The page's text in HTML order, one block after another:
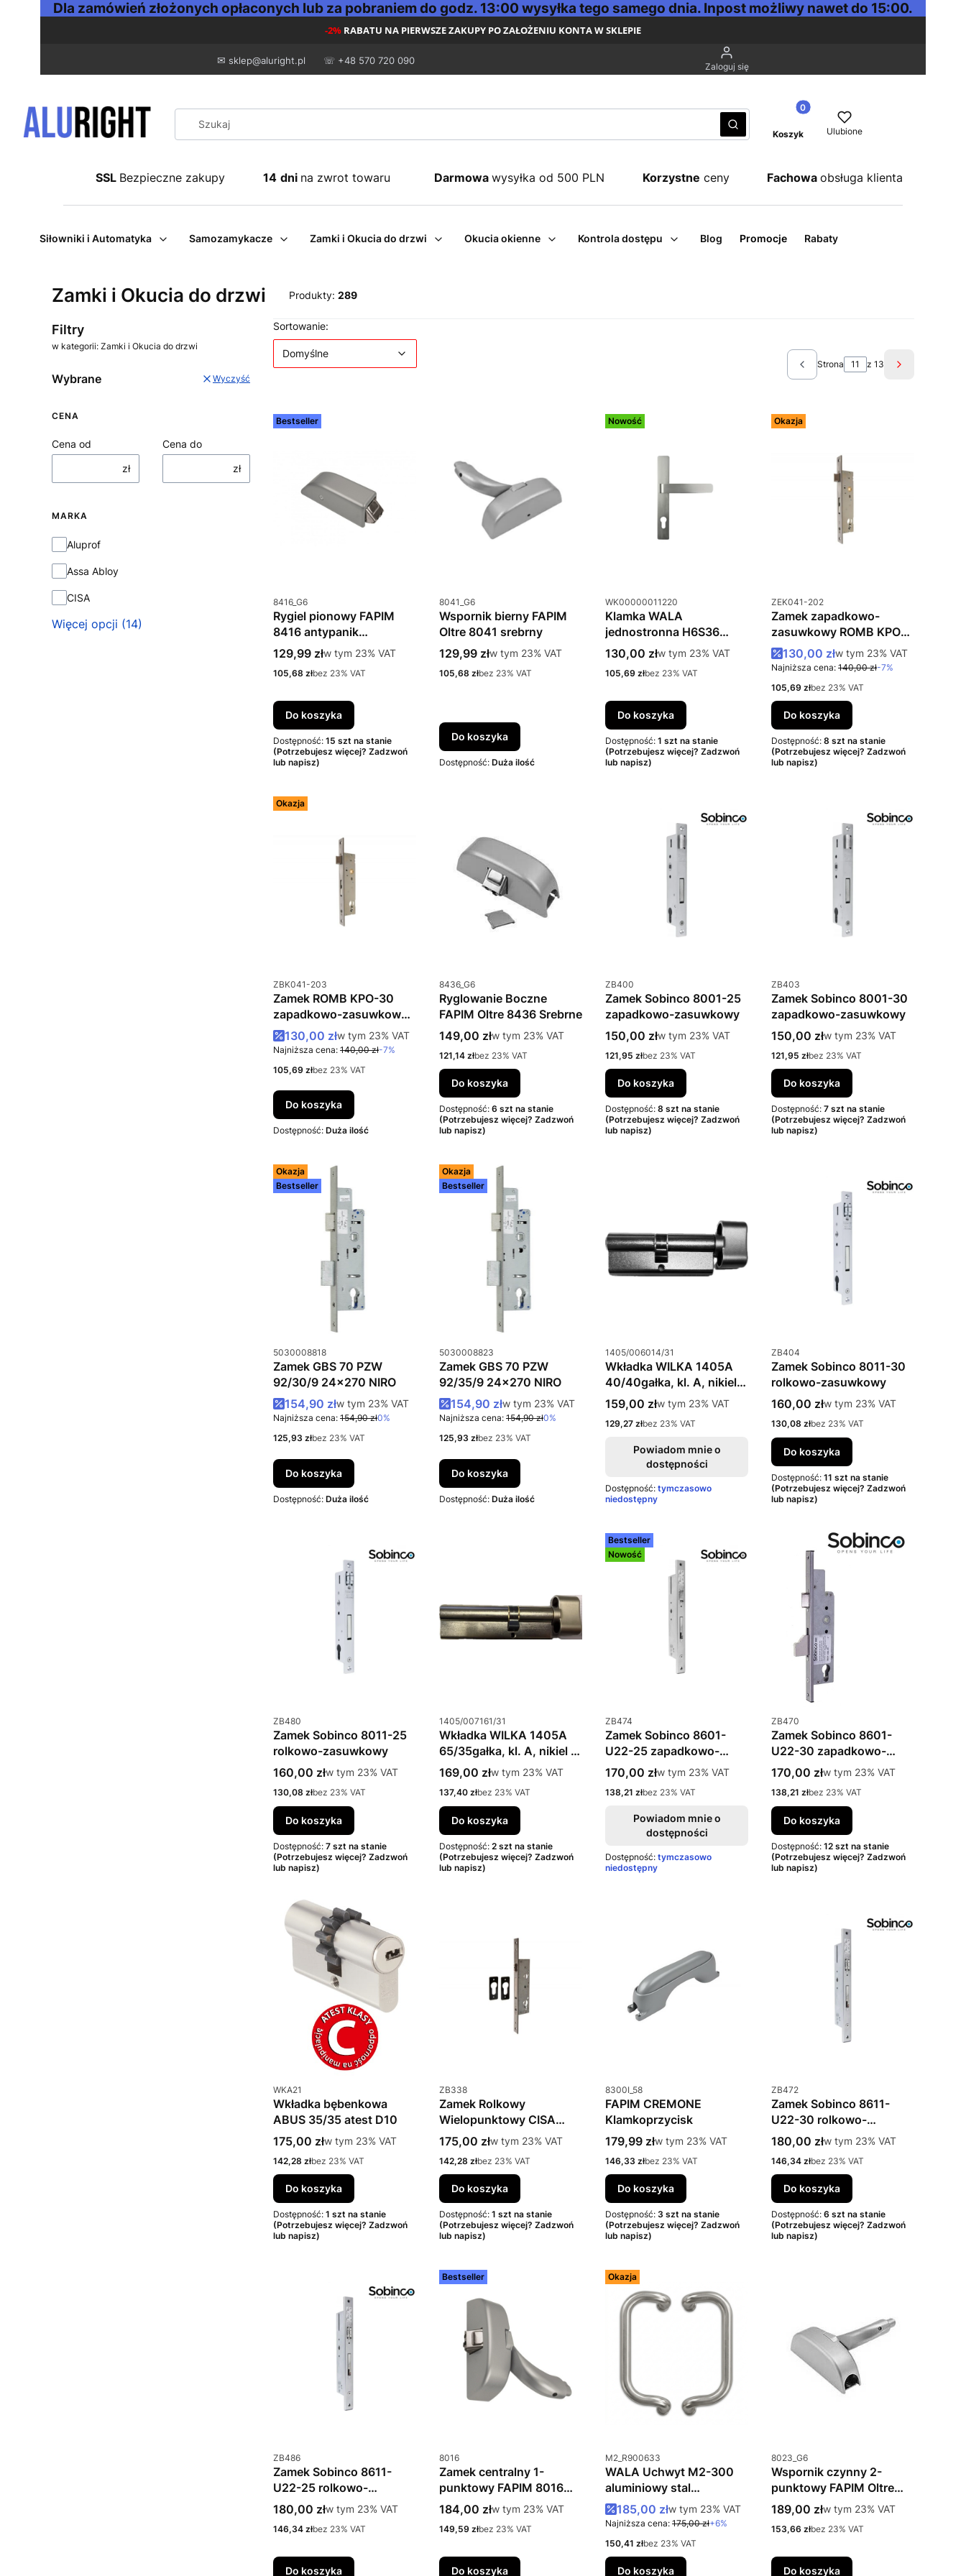
Dla zamówień złożonych opłaconych lub za pobraniem do godz. 13:00 wysyłka tego samego dnia. Inpost możliwy nawet do 15:00.
-2% RABATU NA PIERWSZE ZAKUPY PO ZAŁOŻENIU KONTA W SKLEPIE
✉ sklep@aluright.pl ☏ +48 570 720 090 Zaloguj się
WyczyśćSzukaj
Produkty w koszyku: 0. Zobacz
Koszyk Ulubione
SSL Bezpieczne zakupy 14 dni na zwrot towaru Darmowa wysyłka od 500 PLN Korzystne ceny Fachowa obsługa klienta
Siłowniki i Automatyka Samozamykacze Zamki i Okucia do drzwi Okucia okienne Kontrola dostępu Blog Promocje Rabaty
Zamki i Okucia do drzwi Produkty: 289
Filtry
w kategorii: Zamki i Okucia do drzwi
Wybrane Wyczyść
CENA
Cena od
zł
Cena do
zł
MARKA
Marka
Aluprof
Assa Abloy
CISA
Więcej opcji (14)
Lista produktów
Sortowanie:
Domyślne
Poprzednie produkty
Strona z 13 Następne
Bestseller
Kod produktu
8416_G6
Rygiel pionowy FAPIM
8416 antypanik
OLTRE/PANAMA
Cena brutto
129,99 złw tym %s VAT
w tym 23% VAT
Cena netto
105,68 złbez 23% VAT
Do koszyka
Dostępność: 15 szt na stanie
(Potrzebujesz więcej? Zadzwoń
lub napisz)
Kod produktu
8041_G6
Wspornik bierny FAPIM
Oltre 8041 srebrny
Cena brutto
129,99 złw tym %s VAT
w tym 23% VAT
Cena netto
105,68 złbez 23% VAT
Do koszyka
Dostępność: Duża ilość
Nowość
Kod produktu
WK00000011220
Klamka WALA
jednostronna H6S36
S5S42 INOX
Cena brutto
130,00 złw tym %s VAT
w tym 23% VAT
Cena netto
105,69 złbez 23% VAT
Do koszyka
Dostępność: 1 szt na stanie
(Potrzebujesz więcej? Zadzwoń
lub napisz)
Okazja
Kod produktu
ZEK041-202
Zamek zapadkowo-
zasuwkowy ROMB KPO-
35Cena promocyjna brutto
130,00 złw tym %s VAT
w tym 23% VAT
Najniższa cena: 140,00 zł-7%
Cena netto
105,69 złbez 23% VAT
Do koszyka
Dostępność: 8 szt na stanie
(Potrzebujesz więcej? Zadzwoń
lub napisz)
Okazja
Kod produktu
ZBK041-203
Zamek ROMB KPO-30
zapadkowo-zasuwkowy
041-203
Cena promocyjna brutto
130,00 złw tym %s VAT
w tym 23% VAT
Najniższa cena: 140,00 zł-7%
Cena netto
105,69 złbez 23% VAT
Do koszyka
Dostępność: Duża ilość
Kod produktu
8436_G6
Ryglowanie Boczne
FAPIM Oltre 8436 Srebrne
Cena brutto
149,00 złw tym %s VAT
w tym 23% VAT
Cena netto
121,14 złbez 23% VAT
Do koszyka
Dostępność: 6 szt na stanie
(Potrzebujesz więcej? Zadzwoń
lub napisz)
Kod produktu
ZB400
Zamek Sobinco 8001-25
zapadkowo-zasuwkowy
Cena brutto
150,00 złw tym %s VAT
w tym 23% VAT
Cena netto
121,95 złbez 23% VAT
Do koszyka
Dostępność: 8 szt na stanie
(Potrzebujesz więcej? Zadzwoń
lub napisz)
Kod produktu
ZB403
Zamek Sobinco 8001-30
zapadkowo-zasuwkowy
Cena brutto
150,00 złw tym %s VAT
w tym 23% VAT
Cena netto
121,95 złbez 23% VAT
Do koszyka
Dostępność: 7 szt na stanie
(Potrzebujesz więcej? Zadzwoń
lub napisz)
Okazja
Bestseller
Kod produktu
5030008818
Zamek GBS 70 PZW
92/30/9 24x270 NIRO
Cena promocyjna brutto
154,90 złw tym %s VAT
w tym 23% VAT
Najniższa cena: 154,90 zł0%
Cena netto
125,93 złbez 23% VAT
Do koszyka
Dostępność: Duża ilość
Okazja
Bestseller
Kod produktu
5030008823
Zamek GBS 70 PZW
92/35/9 24x270 NIRO
Cena promocyjna brutto
154,90 złw tym %s VAT
w tym 23% VAT
Najniższa cena: 154,90 zł0%
Cena netto
125,93 złbez 23% VAT
Do koszyka
Dostępność: Duża ilość
Kod produktu
1405/006014/31
Wkładka WILKA 1405A
40/40gałka, kl. A, nikiel
(3 klucze)
Cena brutto
159,00 złw tym %s VAT
w tym 23% VAT
Cena netto
129,27 złbez 23% VAT
Powiadom mnie o
dostępności
Dostępność: tymczasowo
niedostępny
Kod produktu
ZB404
Zamek Sobinco 8011-30
rolkowo-zasuwkowy
Cena brutto
160,00 złw tym %s VAT
w tym 23% VAT
Cena netto
130,08 złbez 23% VAT
Do koszyka
Dostępność: 11 szt na stanie
(Potrzebujesz więcej? Zadzwoń
lub napisz)
Kod produktu
ZB480
Zamek Sobinco 8011-25
rolkowo-zasuwkowy
Cena brutto
160,00 złw tym %s VAT
w tym 23% VAT
Cena netto
130,08 złbez 23% VAT
Do koszyka
Dostępność: 7 szt na stanie
(Potrzebujesz więcej? Zadzwoń
lub napisz)
Kod produktu
1405/007161/31
Wkładka WILKA 1405A
65/35gałka, kl. A, nikiel (3
klucze)
Cena brutto
169,00 złw tym %s VAT
w tym 23% VAT
Cena netto
137,40 złbez 23% VAT
Do koszyka
Dostępność: 2 szt na stanie
(Potrzebujesz więcej? Zadzwoń
lub napisz)
Bestseller
Nowość
Kod produktu
ZB474
Zamek Sobinco 8601-
U22-25 zapadkowo-
zasuwkowy
Cena brutto
170,00 złw tym %s VAT
w tym 23% VAT
Cena netto
138,21 złbez 23% VAT
Powiadom mnie o
dostępności
Dostępność: tymczasowo
niedostępny
Kod produktu
ZB470
Zamek Sobinco 8601-
U22-30 zapadkowo-
zasuwkowy
Cena brutto
170,00 złw tym %s VAT
w tym 23% VAT
Cena netto
138,21 złbez 23% VAT
Do koszyka
Dostępność: 12 szt na stanie
(Potrzebujesz więcej? Zadzwoń
lub napisz)
Kod produktu
WKA21
Wkładka bębenkowa
ABUS 35/35 atest D10
Cena brutto
175,00 złw tym %s VAT
w tym 23% VAT
Cena netto
142,28 złbez 23% VAT
Do koszyka
Dostępność: 1 szt na stanie
(Potrzebujesz więcej? Zadzwoń
lub napisz)
Kod produktu
ZB338
Zamek Rolkowy
Wielopunktowy CISA
46250.30
Cena brutto
175,00 złw tym %s VAT
w tym 23% VAT
Cena netto
142,28 złbez 23% VAT
Do koszyka
Dostępność: 1 szt na stanie
(Potrzebujesz więcej? Zadzwoń
lub napisz)
Kod produktu
8300I_58
FAPIM CREMONE
Klamkoprzycisk
Cena brutto
179,99 złw tym %s VAT
w tym 23% VAT
Cena netto
146,33 złbez 23% VAT
Do koszyka
Dostępność: 3 szt na stanie
(Potrzebujesz więcej? Zadzwoń
lub napisz)
Kod produktu
ZB472
Zamek Sobinco 8611-
U22-30 rolkowo-
zasuwkowy
Cena brutto
180,00 złw tym %s VAT
w tym 23% VAT
Cena netto
146,34 złbez 23% VAT
Do koszyka
Dostępność: 6 szt na stanie
(Potrzebujesz więcej? Zadzwoń
lub napisz)
Kod produktu
ZB486
Zamek Sobinco 8611-
U22-25 rolkowo-
zasuwkowy
Cena brutto
180,00 złw tym %s VAT
w tym 23% VAT
Cena netto
146,34 złbez 23% VAT
Do koszyka
Bestseller
Kod produktu
8016
Zamek centralny 1-
punktowy FAPIM 8016
antypanik
OLTRE/PANAMA
Cena brutto
184,00 złw tym %s VAT
w tym 23% VAT
Cena netto
149,59 złbez 23% VAT
Do koszyka
Okazja
Kod produktu
M2_R900633
WALA Uchwyt M2-300
aluminiowy stal
nierdzewna 304 (INOX)
(gr. prof. 30-95 mm)
Cena promocyjna brutto
185,00 złw tym %s VAT
w tym 23% VAT
Najniższa cena: 175,00 zł+6%
Cena netto
150,41 złbez 23% VAT
Do koszyka
Kod produktu
8023_G6
Wspornik czynny 2-
punktowy FAPIM Oltre
8023
Cena brutto
189,00 złw tym %s VAT
w tym 23% VAT
Cena netto
153,66 złbez 23% VAT
Do koszyka